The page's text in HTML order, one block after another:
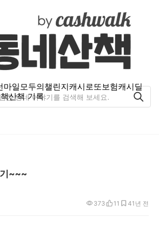
마일모두의챌린지캐시로또보험캐시딜
산책 기록
~~~
1년 전
373 11 4